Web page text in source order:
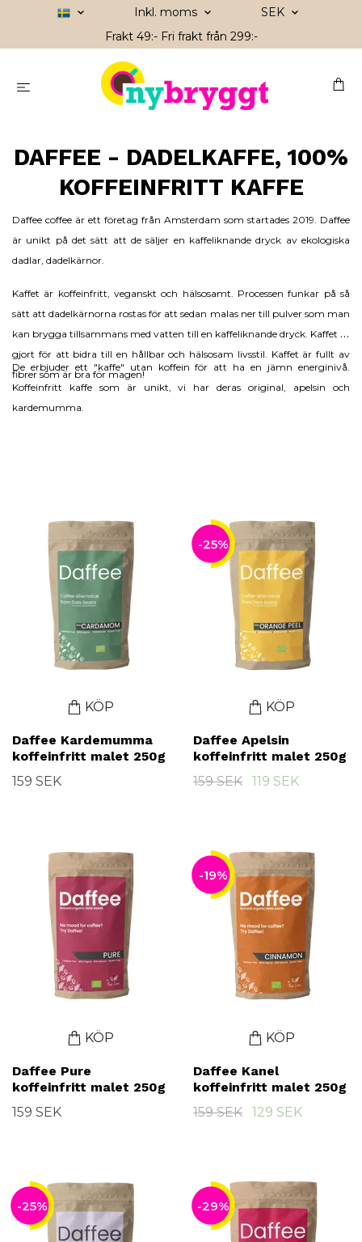
Inkl. moms
SEK
Frakt 49:- Fri frakt från 299:-
DAFFEE - DADELKAFFE, 100%
KOFFEINFRITT KAFFE
Daffee coffee är ett företag från Amsterdam som startades 2019. Daffee
är unikt på det sätt att de säljer en kaffeliknande dryck av ekologiska
dadlar, dadelkärnor.
Kaffet är koffeinfritt, veganskt och hälsosamt. Processen funkar på så
sätt att dadelkärnorna rostas för att sedan malas ner till pulver som man
kan brygga tillsammans med vatten till en kaffeliknande dryck. Kaffet är
gjort för att bidra till en hållbar och hälsosam livsstil. Kaffet är fullt av
fibrer som är bra för magen!
De erbjuder ett "kaffe" utan koffein för att ha en jämn energinivå.
Koffeinfritt kaffe som är unikt, vi har deras original, apelsin och
kardemumma.
KÖP
Daffee Kardemumma
koffeinfritt malet 250g
159 SEK
-25%
KÖP
Daffee Apelsin
koffeinfritt malet 250g
159 SEK
119 SEK
KÖP
Daffee Pure
koffeinfritt malet 250g
159 SEK
-19%
KÖP
Daffee Kanel
koffeinfritt malet 250g
159 SEK
129 SEK
-25% -29%